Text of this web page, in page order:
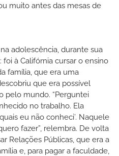
muito antes das mesas de
adolescência, durante sua
à Califórnia cursar o ensino
família, que era uma
que era possível
pelo mundo. “Perguntei
no trabalho. Ela
eu não conheci’. Naquele
fazer”, relembra. De volta
Relações Públicas, que era a
e, para pagar a faculdade,